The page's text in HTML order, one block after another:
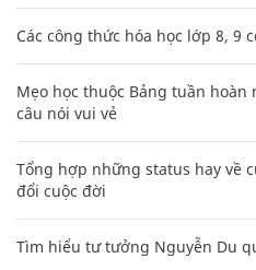
Các công thức hóa học lớp 8, 9
Mẹo học thuộc Bảng tuần
câu nói vui vẻ
Tổng hợp những status hay về
đổi cuộc đời
Tìm hiểu tư tưởng Nguyễn Du